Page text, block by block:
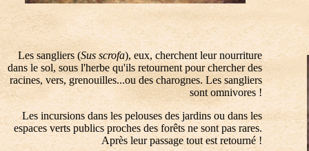
Les sangliers (Sus scrofa), eux, cherchent leur nourriture
dans le sol, sous l'herbe qu'ils retournent pour chercher des
racines, vers, grenouilles...ou des charognes. Les sangliers
sont omnivores !
Les incursions dans les pelouses des jardins ou dans les
espaces verts publics proches des forêts ne sont pas rares.
Après leur passage tout est retourné !